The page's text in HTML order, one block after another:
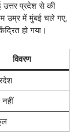
प्रदेश से की
उम्र में मुंबई चले गए,
हो गया।
विवरण